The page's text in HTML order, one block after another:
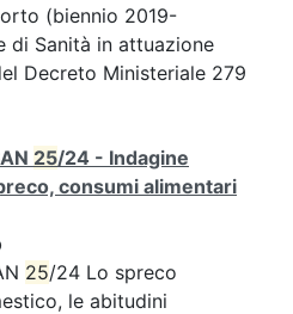
(biennio 2019-
di Sanità in attuazione
Decreto Ministeriale 279
25/24 - Indagine
consumi alimentari
25/24 Lo spreco
le abitudini